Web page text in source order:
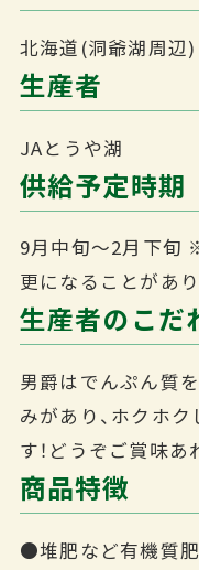
北海道(洞爺湖周辺)
生産者
JAとうや湖
供給予定時期
9月中旬～2月下旬
更になることがあ
生産者のこだ
男爵はでんぷん質
みがあり、ホクホ
す！どうぞご賞味あ
商品特徴
●堆肥など有機質